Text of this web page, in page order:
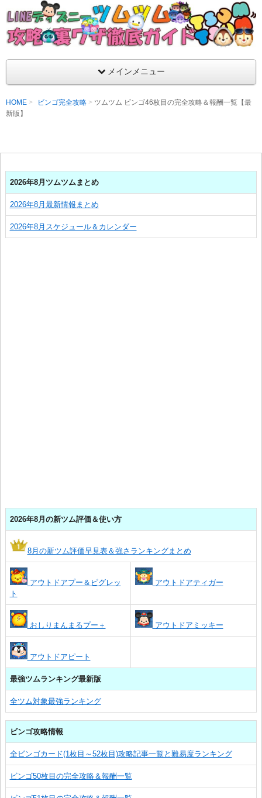
LINEディズニー ツムツム攻略・裏ワザ徹底
支持率No1！痒いところに手が届くツムツム攻略サイト！新ツ
ラ評価も丁寧に解説！ツムツムを120％楽しめるサイトを目指し
メインメニュー
HOME ビンゴ完全攻略
ツムツム ビンゴ46枚目の完全攻略＆報酬一覧【最
新版】
2026年8月ツムツムまとめ
2026年8月最新情報まとめ
2026年8月スケジュール＆カレンダー
2026年8月の新ツム評価＆使い方
8月の新ツム評価早見表＆強さランキングまとめ
アウトドアプー＆ピグレッ
ト
アウトドアティガー
おしりまんまるプー＋ アウトドアミッキー
アウトドアピート
最強ツムランキング最新版
全ツム対象最強ランキング
ビンゴ攻略情報
全ビンゴカード(1枚目～52枚目)攻略記事一覧と難易度ランキング
ビンゴ50枚目の完全攻略＆報酬一覧